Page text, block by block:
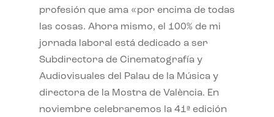
profesión que ama «por encima de todas
las cosas. Ahora mismo, el 100% de mi
jornada laboral está dedicado a ser
Subdirectora de Cinematografía y
Audiovisuales del Palau de la Música y
directora de la Mostra de València. En
noviembre celebraremos la 41ª edición